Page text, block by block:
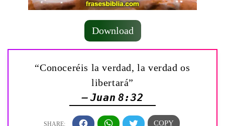
Download
“Conoceréis la verdad, la verdad os
libertará”
— Juan 8:32